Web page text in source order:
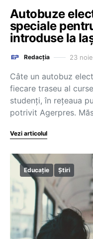
Autobuze
speciale
introduse la
Redacția 23
Câte un autobuz
fiecare traseu al
studenți, în rețeaua
potrivit Agerpres.
Vezi articolul
Educație Știri